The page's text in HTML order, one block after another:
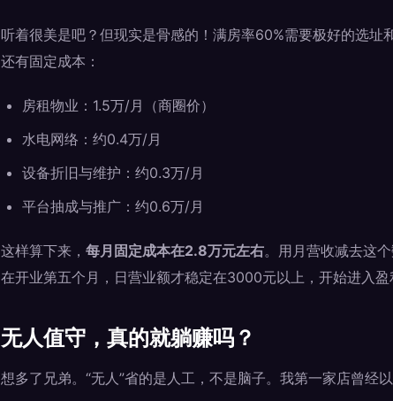
听着很美是吧？但现实是骨感的！满房率60%需要极好的选址
还有固定成本：
房租物业：1.5万/月（商圈价）
水电网络：约0.4万/月
设备折旧与维护：约0.3万/月
平台抽成与推广：约0.6万/月
这样算下来， 每月固定成本在2.8万元左右。用月营收减去这
在开业第五个月，日营业额才稳定在3000元以上，开始进入盈
无人值守，真的就躺赚吗？
想多了兄弟。“无人”省的是人工，不是脑子。我第一家店曾经